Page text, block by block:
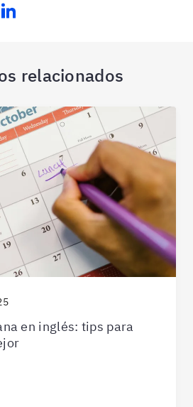
Linkedin
relacionados
en inglés: tips para